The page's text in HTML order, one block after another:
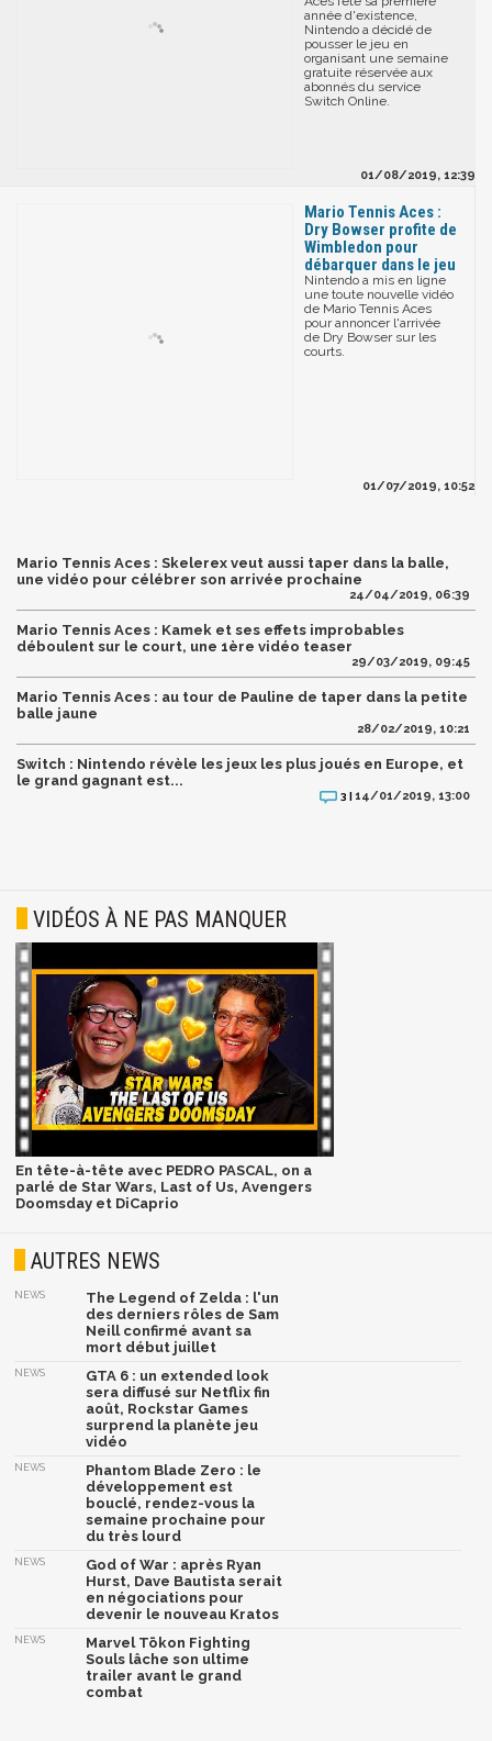
année d'existence,
Nintendo a décidé de
pousser le jeu en
organisant une semaine
gratuite réservée aux
abonnés du service
Switch Online.
01/08/2019, 12:39
Mario Tennis Aces :
Dry Bowser profite de
Wimbledon pour
débarquer dans le jeu
Nintendo a mis en ligne
une toute nouvelle vidéo
de Mario Tennis Aces
pour annoncer l'arrivée
de Dry Bowser sur les
courts.
01/07/2019, 10:52
Mario Tennis Aces : Skelerex veut aussi taper dans la balle,
une vidéo pour célébrer son arrivée prochaine
24/04/2019, 06:39
Mario Tennis Aces : Kamek et ses effets improbables
déboulent sur le court, une 1ère vidéo teaser
29/03/2019, 09:45
Mario Tennis Aces : au tour de Pauline de taper dans la petite
balle jaune
28/02/2019, 10:21
Switch : Nintendo révèle les jeux les plus joués en Europe, et
le grand gagnant est...
3 | 14/01/2019, 13:00
VIDÉOS À NE PAS MANQUER
En tête-à-tête avec PEDRO PASCAL, on a
parlé de Star Wars, Last of Us, Avengers
Doomsday et DiCaprio
AUTRES NEWS
NEWS
The Legend of Zelda : l'un
des derniers rôles de Sam
Neill confirmé avant sa
mort début juillet
NEWS
GTA 6 : un extended look
sera diffusé sur Netflix fin
août, Rockstar Games
surprend la planète jeu
vidéo
NEWS
Phantom Blade Zero : le
développement est
bouclé, rendez-vous la
semaine prochaine pour
du très lourd
NEWS
God of War : après Ryan
Hurst, Dave Bautista serait
en négociations pour
devenir le nouveau Kratos
NEWS
Marvel Tōkon Fighting
Souls lâche son ultime
trailer avant le grand
combat